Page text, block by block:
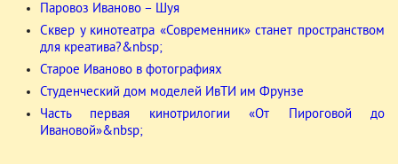
Паровоз Иваново – Шуя
Сквер у кинотеатра «Современник» станет пространством
для креатива?&nbsp;
Старое Иваново в фотографиях
Студенческий дом моделей ИвТИ им Фрунзе
Часть первая кинотрилогии «От Пироговой до
Ивановой»&nbsp;